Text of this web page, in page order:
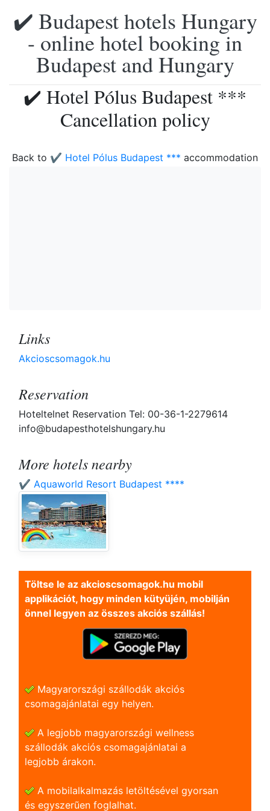
✔️ Budapest hotels Hungary
- online hotel booking in
Budapest and Hungary
✔️ Hotel Pólus Budapest ***
Cancellation policy
Back to ✔️ Hotel Pólus Budapest *** accommodation
Links
Akcioscsomagok.hu
Reservation
Hoteltelnet Reservation Tel: 00-36-1-2279614
info@budapesthotelshungary.hu
More hotels nearby
✔️ Aquaworld Resort Budapest ****
Töltse le az akcioscsomagok.hu mobil
applikációt, hogy minden kütyüjén, mobilján
önnel legyen az összes akciós szállás!
Magyarországi szállodák akciós
csomagajánlatai egy helyen.
A legjobb magyarországi wellness
szállodák akciós csomagajánlatai a
legjobb árakon.
A mobilalkalmazás letöltésével gyorsan
és egyszerũen foglalhat.